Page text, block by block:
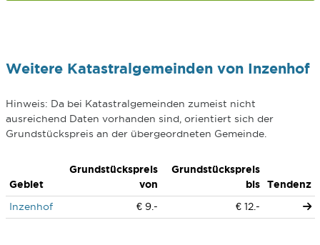
Weitere Katastralgemeinden von Inzenhof
Hinweis: Da bei Katastralgemeinden zumeist nicht
ausreichend Daten vorhanden sind, orientiert sich der
Grundstückspreis an der übergeordneten Gemeinde.
Gebiet
Grundstückspreis
von
Grundstückspreis
bis
Tendenz
Inzenhof
€ 9.- € 12.-